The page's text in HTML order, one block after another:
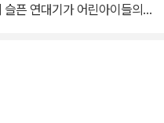
픈 연대기가 어린아이들의
성도 높은 번역으로 선보인
게 추가되어 독자들의 이해를